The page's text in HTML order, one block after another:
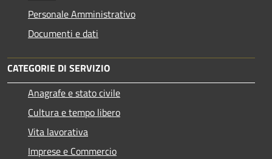
Personale Amministrativo
Documenti e dati
CATEGORIE DI SERVIZIO
Anagrafe e stato civile
Cultura e tempo libero
Vita lavorativa
Imprese e Commercio